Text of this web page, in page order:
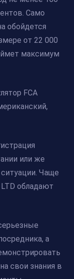
Само
обойдется
от 22 000
максимум
FCA
или же
Чаще
обладают
а
свои знания в